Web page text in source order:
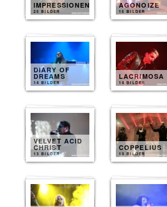
IMPRESSIONEN
25 BILDER
AGONOIZE
15 BILDER
DIARY OF
DREAMS
14 BILDER
LACRIMOSA
14 BILDER
VELVET ACID
CHRIST
13 BILDER
COPPELIUS
13 BILDER